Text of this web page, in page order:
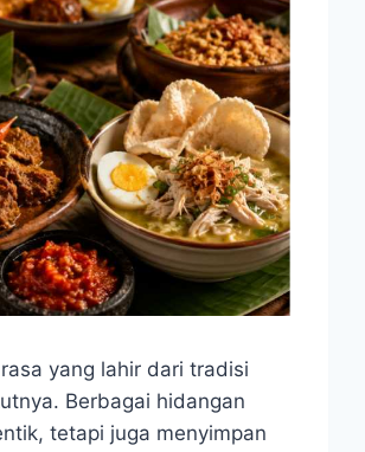
yang lahir dari tradisi
Berbagai hidangan
tetapi juga menyimpan